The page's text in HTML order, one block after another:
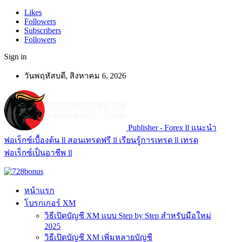
Likes
Followers
Subscribers
Followers
Sign in
วันพฤหัสบดี, สิงหาคม 6, 2026
Publisher - Forex ll แนะนำ
ฟอเร็กซ์เบื้องต้น ll สอนเทรดฟรี ll เรียนรู้การเทรด ll เทรด
ฟอเร็กซ์เป็นอาชีพ ll
หน้าแรก
โบรกเกอร์ XM
วิธีเปิดบัญชี XM แบบ Step by Step สำหรับมือใหม่
2025
วิธีเปิดบัญชี XM เพิ่มหลายบัญชี